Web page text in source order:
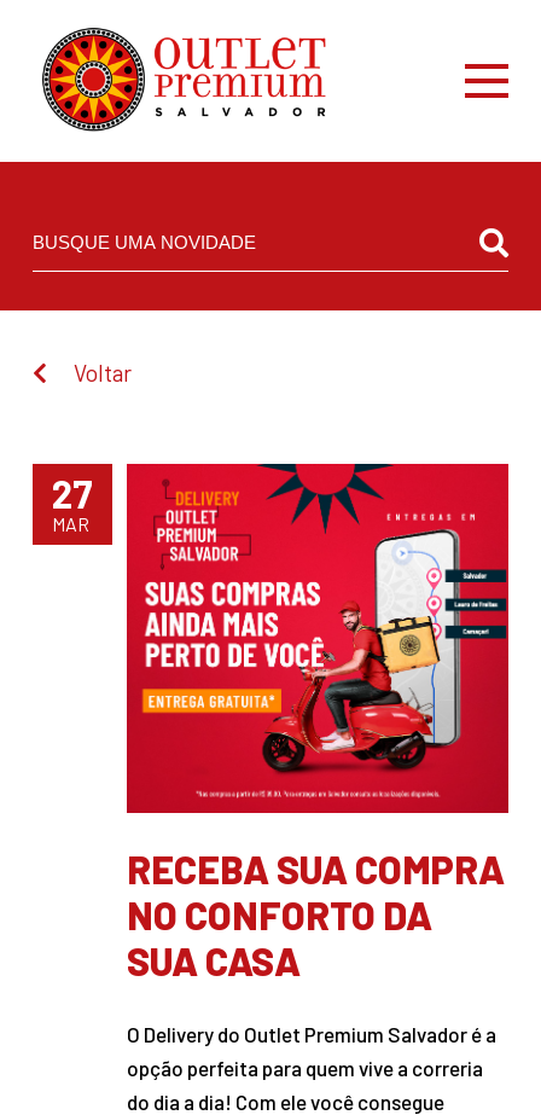
Voltar
27
MAR
RECEBA SUA COMPRA
NO CONFORTO DA
SUA CASA
O Delivery do Outlet Premium Salvador é a
opção perfeita para quem vive a correria
do dia a dia! Com ele você consegue